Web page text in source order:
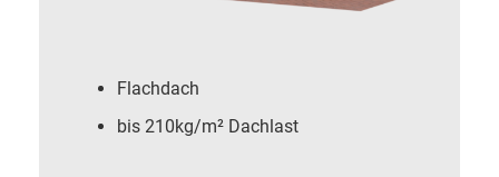
Flachdach
bis 210kg/m² Dachlast